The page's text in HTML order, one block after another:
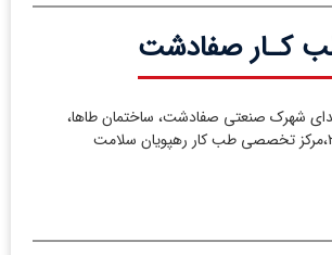
کـار صفادشت
شهرک صنعتی صفادشت، ساختمان طاها،